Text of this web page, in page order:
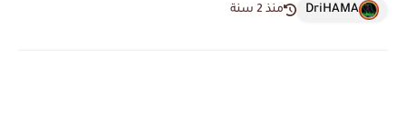
DriHAMA منذ 2 سنة